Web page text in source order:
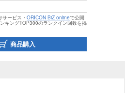
ービス・ ORICON BiZ onlineで公開
キングTOP300のランクイン回数を掲
商品購入